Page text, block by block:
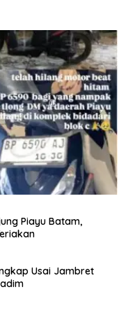
Piayu Batam,
Usai Jambret